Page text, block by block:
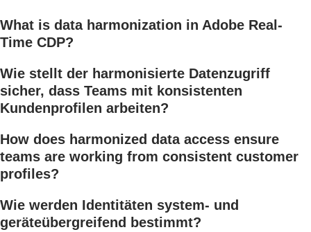
What is data harmonization in Adobe Real-
Time CDP?
Wie stellt der harmonisierte Datenzugriff
sicher, dass Teams mit konsistenten
Kundenprofilen arbeiten?
How does harmonized data access ensure
teams are working from consistent customer
profiles?
Wie werden Identitäten system- und
geräteübergreifend bestimmt?